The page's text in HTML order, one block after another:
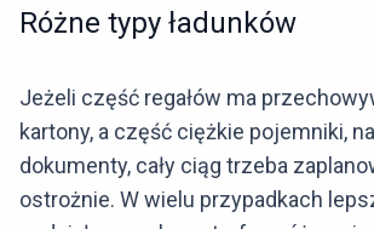
Różne typy ładunków
Jeżeli część regałów ma
kartony, a część ciężkie pojemniki,
dokumenty, cały ciąg trzeba
ostrożnie. W wielu przypadkach